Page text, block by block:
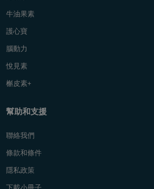
牛油果素
護心寶
腦動力
悅見素
槲皮素+
幫助和支援
聯絡我們
條款和條件
隱私政策